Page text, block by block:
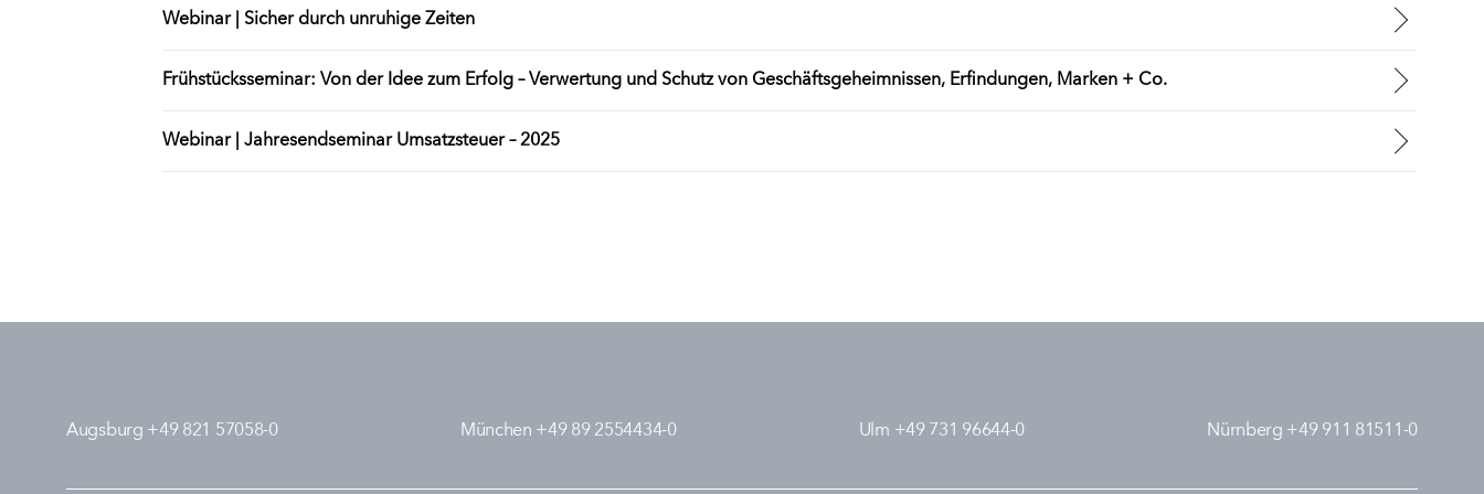
Webinar | Sicher durch unruhige Zeiten
Frühstücksseminar: Von der Idee zum Erfolg – Verwertung und Schutz von Geschäftsgeheimnissen, Erfindungen, Marken + Co.
Webinar | Jahresendseminar Umsatzsteuer – 2025
Augsburg +49 821 57058-0 München +49 89 2554434-0 Ulm +49 731 96644-0 Nürnberg +49 911 81511-0